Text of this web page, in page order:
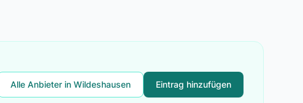
Alle Anbieter in Wildeshausen Eintrag hinzufügen